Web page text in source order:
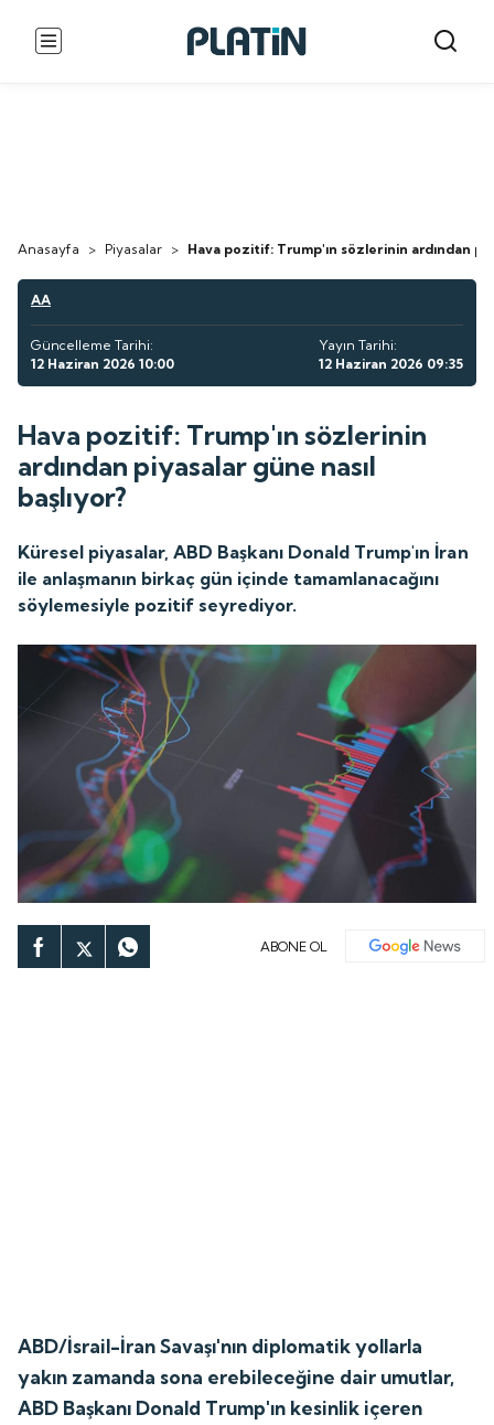
Anasayfa > Piyasalar > Hava pozitif: Trump'ın sözlerinin ardından
AA
Güncelleme Tarihi:
12 Haziran 2026 10:00
Yayın Tarihi:
12 Haziran 2026 09:35
Hava pozitif: Trump'ın sözlerinin
ardından piyasalar güne nasıl
başlıyor?
Küresel piyasalar, ABD Başkanı Donald Trump'ın İran
ile anlaşmanın birkaç gün içinde tamamlanacağını
söylemesiyle pozitif seyrediyor.
ABONE OL
ABD/İsrail-İran Savaşı'nın diplomatik yollarla
yakın zamanda sona erebileceğine dair umutlar,
ABD Başkanı Donald Trump'ın kesinlik içeren